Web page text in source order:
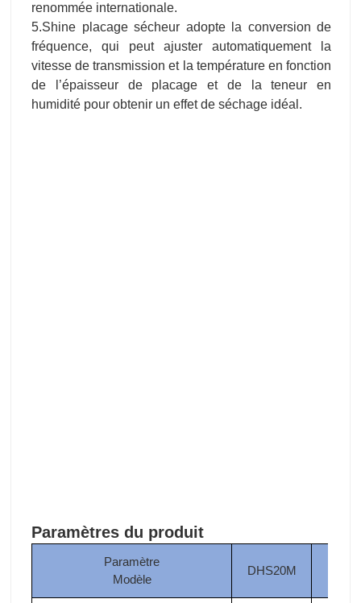
renommée internationale.
5.Shine placage sécheur adopte la conversion de
fréquence, qui peut ajuster automatiquement la
vitesse de transmission et la température en fonction
de l’épaisseur de placage et de la teneur en
humidité pour obtenir un effet de séchage idéal.
Paramètres du produit
Paramètre
Modèle
DHS20M